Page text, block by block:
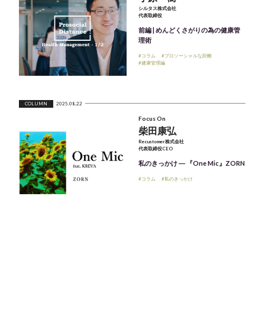
シルタス株式会社
代表取締役
前編 | めんどくさがりの為の健康管
理術
#コラム
#プロソーシャルな距離
#健康管理編
COLUMN 2025.08.22
Focus On
柴田康弘
Recustomer株式会社
代表取締役CEO
私のきっかけ ― 『One Mic』ZORN
#コラム #私のきっかけ